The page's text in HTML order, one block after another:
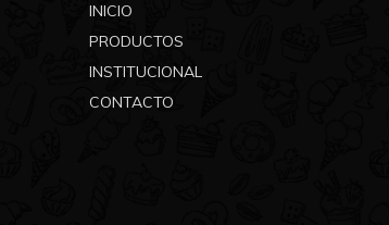
INICIO
PRODUCTOS
INSTITUCIONAL
CONTACTO